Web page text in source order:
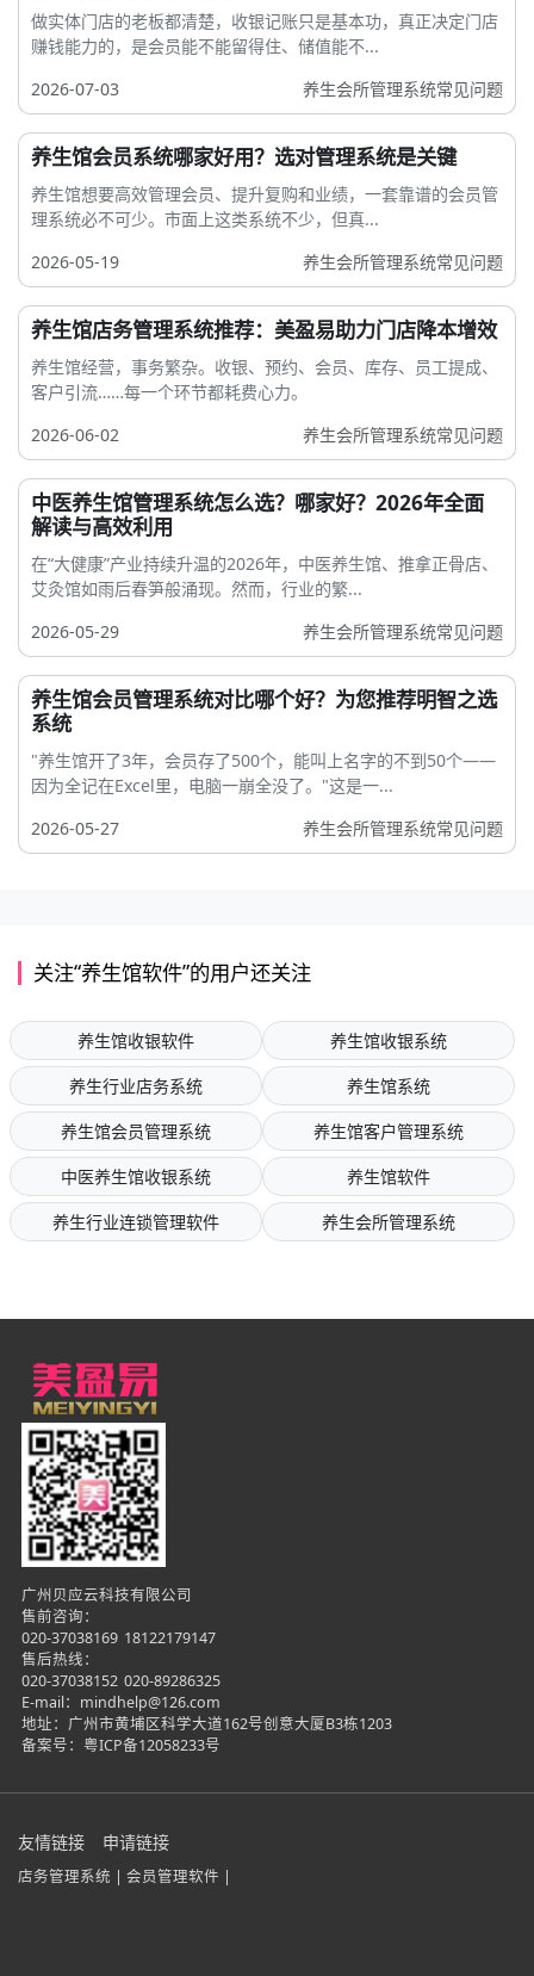
做实体门店的老板都清楚，收银记账只是基本功，真正决定门店
赚钱能力的，是会员能不能留得住、储值能不...
2026-07-03
养生会所管理系统常见问题
养生馆会员系统哪家好用？选对管理系统是关键
养生馆想要高效管理会员、提升复购和业绩，一套靠谱的会员管
理系统必不可少。市面上这类系统不少，但真...
2026-05-19
养生会所管理系统常见问题
养生馆店务管理系统推荐：美盈易助力门店降本增效
养生馆经营，事务繁杂。收银、预约、会员、库存、员工提成、
客户引流……每一个环节都耗费心力。
2026-06-02
养生会所管理系统常见问题
中医养生馆管理系统怎么选？哪家好？2026年全面
解读与高效利用
在“大健康”产业持续升温的2026年，中医养生馆、推拿正骨店、
艾灸馆如雨后春笋般涌现。然而，行业的繁...
2026-05-29
养生会所管理系统常见问题
养生馆会员管理系统对比哪个好？为您推荐明智之选
系统
"养生馆开了3年，会员存了500个，能叫上名字的不到50个——
因为全记在Excel里，电脑一崩全没了。"这是一...
2026-05-27
养生会所管理系统常见问题
关注“养生馆软件”的用户还关注
养生馆收银软件
养生馆收银系统
养生行业店务系统
养生馆系统
养生馆会员管理系统
养生馆客户管理系统
中医养生馆收银系统
养生馆软件
养生行业连锁管理软件
养生会所管理系统
广州贝应云科技有限公司
售前咨询：
020-37038169 18122179147
售后热线：
020-37038152 020-89286325
E-mail：mindhelp@126.com
地址：广州市黄埔区科学大道162号创意大厦B3栋1203
备案号： 粤ICP备12058233号
友情链接 申请链接
店务管理系统 | 会员管理软件 |